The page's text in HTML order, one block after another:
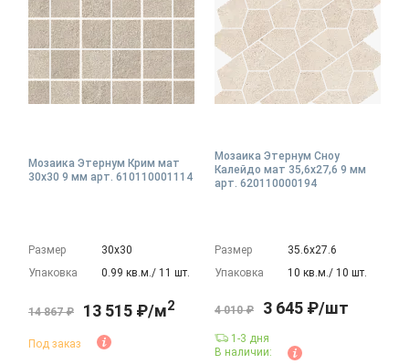
Мозаика Этернум Крим мат
30x30 9 мм арт. 610110001114
Размер
30х30
Упаковка
0.99 кв.м./ 11 шт.
14 867 ₽ 13 515 ₽/м2
Под заказ
Мозаика Этернум Сноу
Калейдо мат 35,6x27,6 9 мм
арт. 620110000194
Размер
35.6х27.6
Упаковка
10 кв.м./ 10 шт.
4 010 ₽ 3 645 ₽/шт
1-3 дня
В наличии: